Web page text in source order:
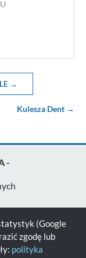
→
Kulesza Dent →
-
(Google
zgodę lub
polityka